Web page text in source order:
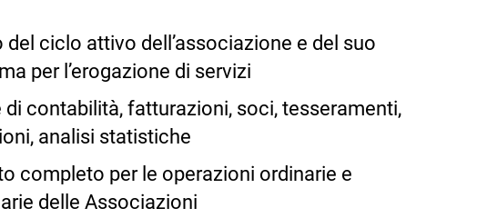
del ciclo attivo dell’associazione e del suo
per l’erogazione di servizi
di contabilità, fatturazioni, soci, tesseramenti,
analisi statistiche
completo per le operazioni ordinarie e
delle Associazioni